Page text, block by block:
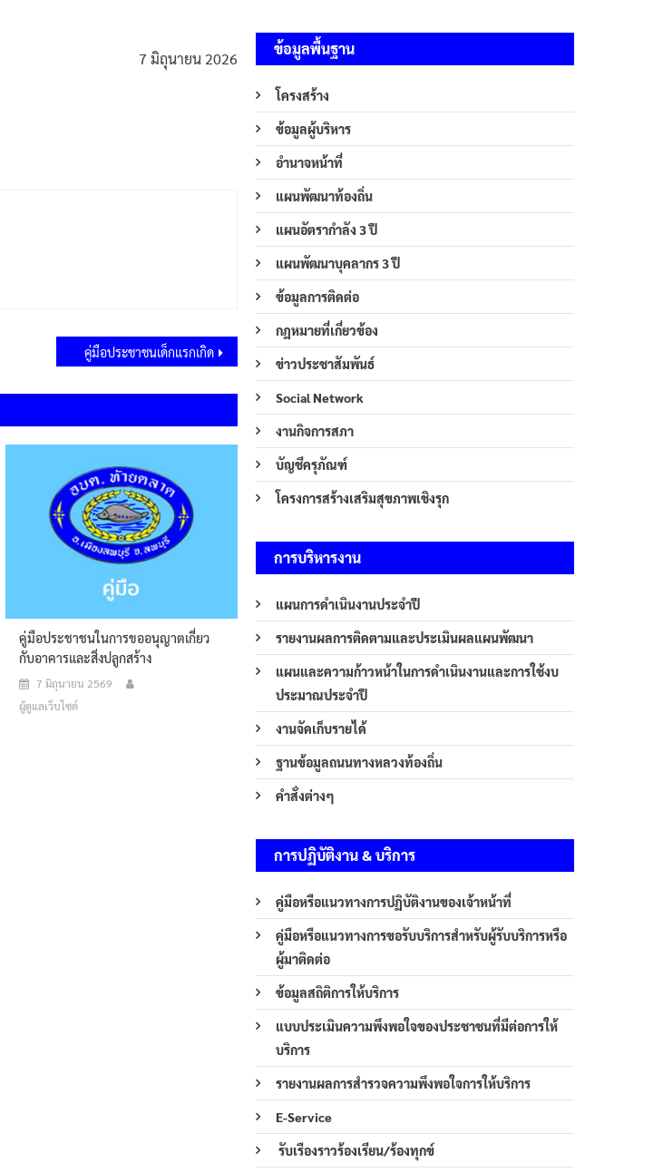
7 มิถุนายน 2026
คู่มือประชาชนเด็กแรกเกิด
คู่มือประชาชนในการขออนุญาตเกี่ยว
กับอาคารและสิ่งปลูกสร้าง
7 มิถุนายน 2569
ผู้ดูแลเว็บไซต์
ข้อมูลพื้นฐาน
โครงสร้าง
ข้อมูลผู้บริหาร
อำนาจหน้าที่
แผนพัฒนาท้องถิ่น
แผนอัตรากำลัง 3 ปี
แผนพัฒนาบุคลากร 3 ปี
ข้อมูลการติดต่อ
กฎหมายที่เกี่ยวข้อง
ข่าวประชาสัมพันธ์
Social Network
งานกิจการสภา
บัญชีครุภัณฑ์
โครงการสร้างเสริมสุขภาพเชิงรุก
การบริหารงาน
แผนการดำเนินงานประจำปี
รายงานผลการติดตามและประเมินผลแผนพัฒนา
แผนและความก้าวหน้าในการดำเนินงานและการใช้งบ
ประมาณประจำปี
งานจัดเก็บรายได้
ฐานข้อมูลถนนทางหลวงท้องถิ่น
คำสั่งต่างๆ
การปฏิบัติงาน & บริการ
คู่มือหรือแนวทางการปฏิบัติงานของเจ้าหน้าที่
คู่มือหรือแนวทางการขอรับบริการสำหรับผู้รับบริการหรือ
ผู้มาติดต่อ
ข้อมูลสถิติการให้บริการ
แบบประเมินความพึงพอใจของประชาชนที่มีต่อการให้
บริการ
รายงานผลการสำรวจความพึงพอใจการให้บริการ
E-Service
รับเรืองราวร้องเรียน/ร้องทุกข์